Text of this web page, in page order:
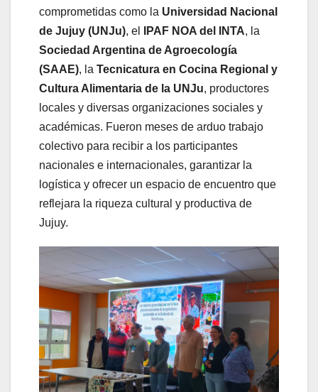
comprometidas como la Universidad Nacional
de Jujuy (UNJu), el IPAF NOA del INTA, la
Sociedad Argentina de Agroecología
(SAAE), la Tecnicatura en Cocina Regional y
Cultura Alimentaria de la UNJu, productores
locales y diversas organizaciones sociales y
académicas. Fueron meses de arduo trabajo
colectivo para recibir a los participantes
nacionales e internacionales, garantizar la
logística y ofrecer un espacio de encuentro que
reflejara la riqueza cultural y productiva de
Jujuy.